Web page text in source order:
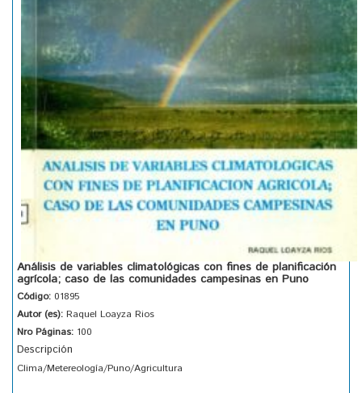
Análisis de variables climatológicas con fines de planificación
agrícola; caso de las comunidades campesinas en Puno
Código: 01895
Autor (es): Raquel Loayza Rios
Nro Páginas: 100
Descripción
Clima/Metereología/Puno/Agricultura